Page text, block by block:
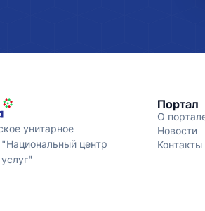
унитарное
центр
Портал
О
Новости
Контакты